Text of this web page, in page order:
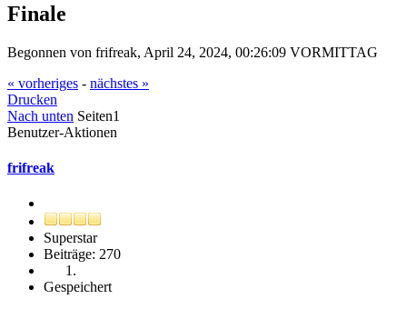
Finale
Begonnen von frifreak, April 24, 2024, 00:26:09 VORMITTAG
« vorheriges - nächstes »
Drucken
Nach unten Seiten1
Benutzer-Aktionen
frifreak
Superstar
Beiträge: 270
Gespeichert